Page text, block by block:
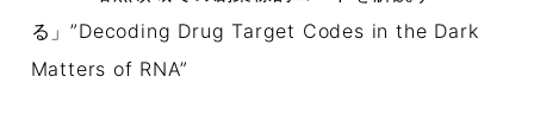
る」”Decoding Drug Target Codes in the Dark
Matters of RNA”